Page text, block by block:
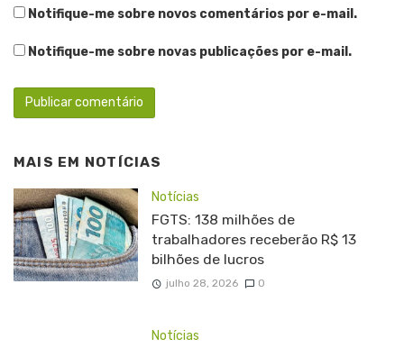
Notifique-me sobre novos comentários por e-mail.
Notifique-me sobre novas publicações por e-mail.
MAIS EM NOTÍCIAS
Notícias
FGTS: 138 milhões de
trabalhadores receberão R$ 13
bilhões de lucros
julho 28, 2026 0
Notícias